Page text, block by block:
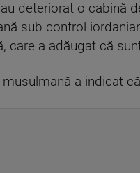
deteriorat o cabină
sub control
care a adăugat că
musulmană a indicat